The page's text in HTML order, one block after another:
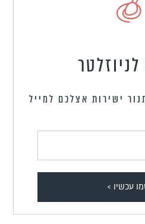
ישירות אצלכם למייל